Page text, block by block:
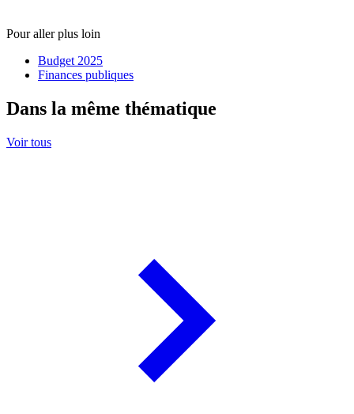
Pour aller plus loin
Budget 2025
Finances publiques
Dans la même thématique
Voir tous